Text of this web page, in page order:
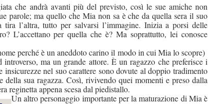
che andrà avanti più del previsto, così le sue amiche non
parole; ma quello che Mia non sa è che da quella sera il suo
l’altra, tutto per salvarsi l’immagine. Inizia a porsi delle
L’accettano per quella che è? Ma soprattutto, lei conosce
perché è un aneddoto carino il modo in cui Mia lo scopre)
ma un grande attore. È un ragazzo che preferisce i
nel suo carattere sono dovute al doppio tradimento
sua ragazza. Così, rivivendo quei momenti e preso dalla
reginetta appena scesa dal piedistallo.
Un altro personaggio importante per la maturazione di Mia è